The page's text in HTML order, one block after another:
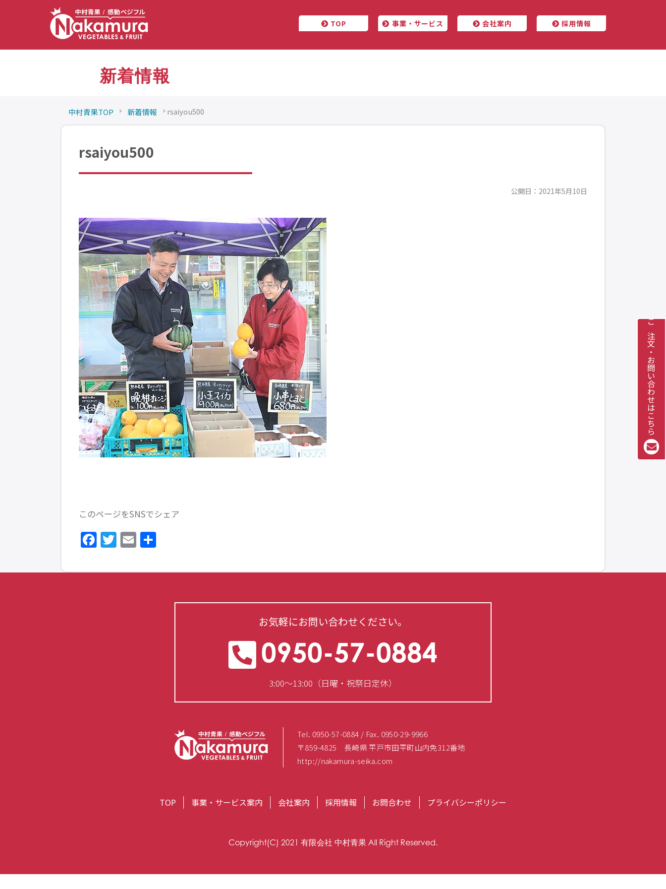
TOP 事業・サービス 会社案内 採用情報
ご注文・お問い合わせはこちら
新着情報
中村青果TOP 新着情報 rsaiyou500
rsaiyou500
公開日：2021年5月10日
このページをSNSでシェア
Facebook
Twitter
Email
お気軽にお問い合わせください。
0950-57-0884
3:00～13:00（日曜・祝祭日定休）
Tel. 0950-57-0884 / Fax. 0950-29-9966
〒859-4825 長崎県 平戸市田平町山内免312番地
http://nakamura-seika.com
TOP 事業・サービス案内 会社案内 採用情報 お問合わせ プライバシーポリシー
Copyright(C) 2021 有限会社 中村青果 All Right Reserved.